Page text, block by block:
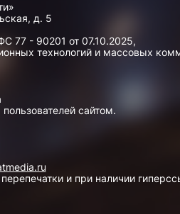
д. 5
77 - 90201 от 07.10.2025,
технологий и массовых
сайтом.
и при наличии